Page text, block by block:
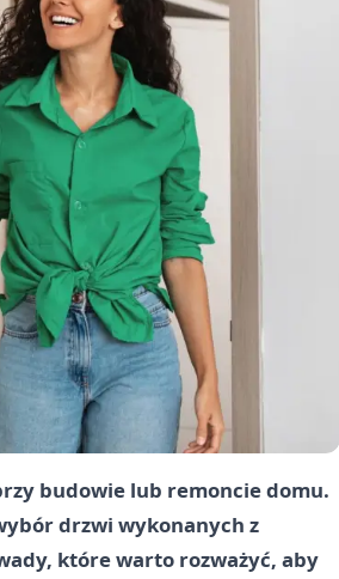
budowie lub remoncie domu.
drzwi wykonanych z
które warto rozważyć, aby